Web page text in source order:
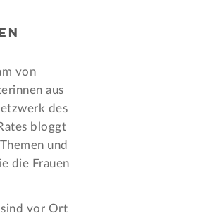
von
aus
des
bloggt
und
die Frauen
vor Ort